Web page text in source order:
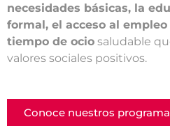
necesidades básicas, la
formal, el acceso al empleo
tiempo de ocio saludable
valores sociales positivos.
Conoce nuestros